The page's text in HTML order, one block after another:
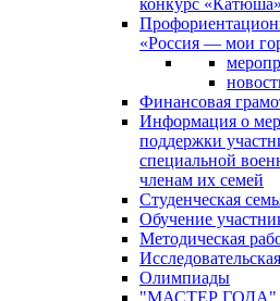
конкурс «Катюша»
«Россия — мои
Финансовая
Информация о
поддержки
специальной
членам их семей
Студенческая
Обучение
Методическая
Олимпиады
"МАСТЕР ГОДА"